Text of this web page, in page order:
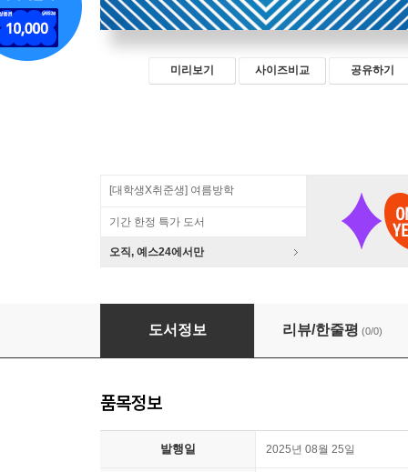
미리보기 사이즈비교 공유하기
[대학생X취준생] 여름방학
기간 한정 특가 도서
오직, 예스24에서만
AI와 지속 가능한 노동 (큰글자책)
도서정보 리뷰/한줄평 (0/0)
품목정보
발행일 2025년 08월 25일